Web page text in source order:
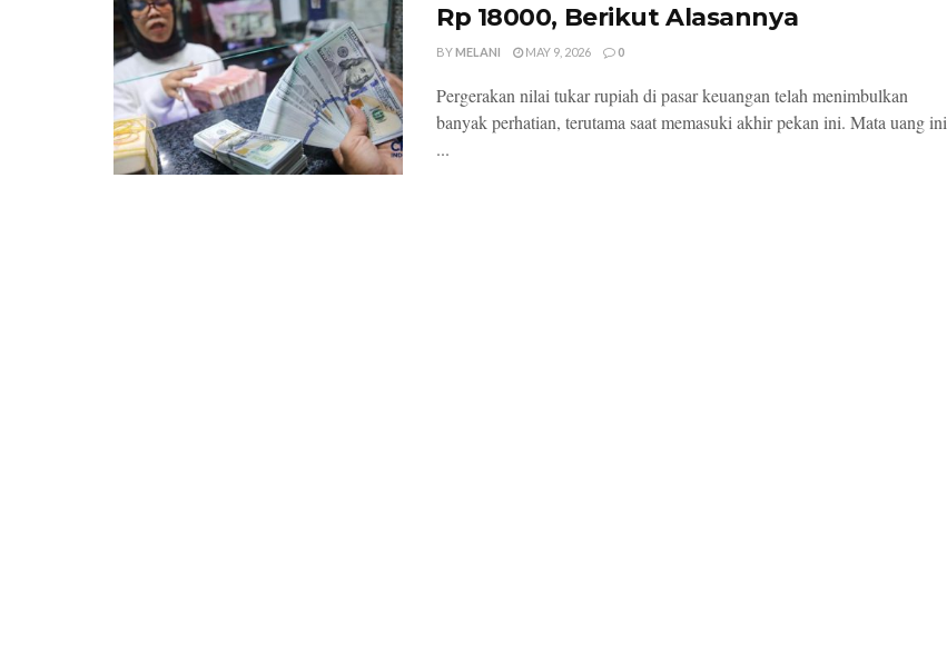
Rp 18000, Berikut Alasannya
BYMELANI MAY 9, 2026 0
Pergerakan nilai tukar rupiah di pasar keuangan telah menimbulkan
banyak perhatian, terutama saat memasuki akhir pekan ini. Mata uang ini
...